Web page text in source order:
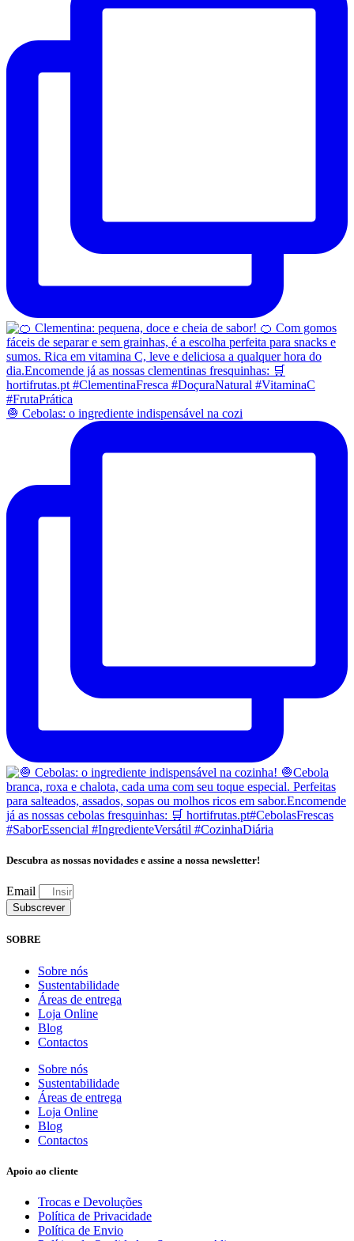
🧅 Cebolas: o ingrediente indispensável na cozi
Descubra as nossas novidades e assine a nossa newsletter!
Email
Subscrever
SOBRE
Sobre nós
Sustentabilidade
Áreas de entrega
Loja Online
Blog
Contactos
Sobre nós
Sustentabilidade
Áreas de entrega
Loja Online
Blog
Contactos
Apoio ao cliente
Trocas e Devoluções
Política de Privacidade
Política de Envio